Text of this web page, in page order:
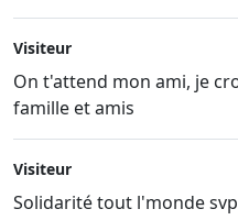
Visiteur
On t'attend mon ami, je
famille et amis
Visiteur
Solidarité tout l'monde